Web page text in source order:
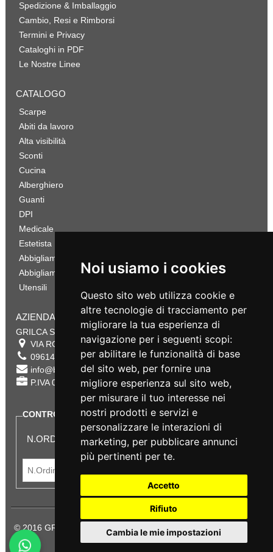
Noi usiamo i cookies
Questo sito web utilizza cookie e
altre tecnologie di tracciamento per
migliorare la tua esperienza di
navigazione per i seguenti scopi:
per abilitare le funzionalità di base
del sito web, per fornire una
migliore esperienza sul sito web,
per misurare il tuo interesse nei
nostri prodotti e servizi e
personalizzare le interazioni di
marketing, per pubblicare annunci
più pertinenti per te.
Accetto
Rifiuto
Cambia le mie impostazioni
Spedizione & Imballaggio
Cambio, Resi e Rimborsi
Termini e Privacy
Cataloghi in PDF
Le Nostre Linee
CATALOGO
Scarpe
Abiti da lavoro
Alta visibilità
Sconti
Cucina
Alberghiero
Guanti
DPI
Medicale
Estetista
Abbigliamento Sportivo
Abbigliamento Bambino
Utensili
AZIENDA
GRILCA SRL
VIA ROMA 180 88054 SERSALE , CZ
0961432177
info@bestsafety.it
P.IVA 02342180797
CONTROLLA LO STATO DEL TUO ORDINE
N.ORDINE:
© 2016 GRILCA SRL Sede Legale: VIA ROMA 180 - SERSALE -
88054